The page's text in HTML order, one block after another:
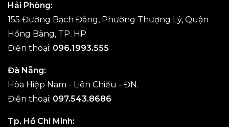
Hải Phòng:
155 Đường Bạch Đằng, Phường Thượng Lý, Quận
Hồng Bàng, TP. HP
Điện thoại: 096.1993.555
Đà Nẵng:
Hòa Hiệp Nam - Liên Chiều - ĐN.
Điện thoại: 097.543.8686
Tp. Hồ Chí Minh: